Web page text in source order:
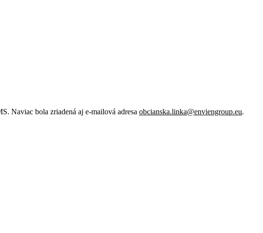
Naviac bola zriadená aj e-mailová adresa obcianska.linka@enviengroup.eu.